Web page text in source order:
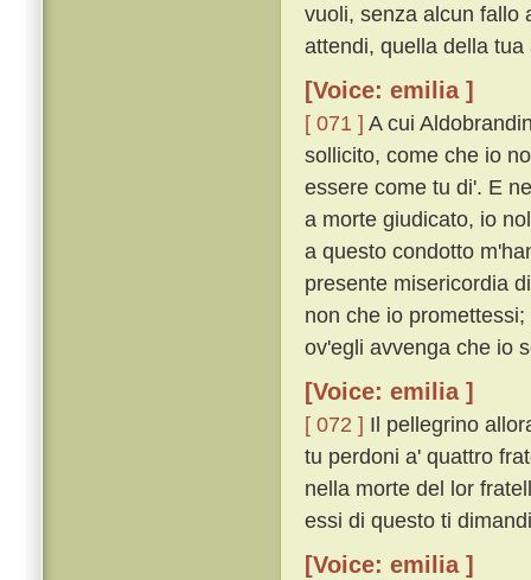
vuoli, senza alcun fallo
attendi, quella della tua
[Voice: emilia ]
[ 071 ] A cui
sollicito, come che io
essere come tu di'. E
a morte giudicato, io
a questo condotto
presente misericordia
non che io
ov'egli avvenga che io
[Voice: emilia ]
[ 072 ] Il pellegrino
tu perdoni a' quattro
nella morte del lor
essi di questo ti
[Voice: emilia ]